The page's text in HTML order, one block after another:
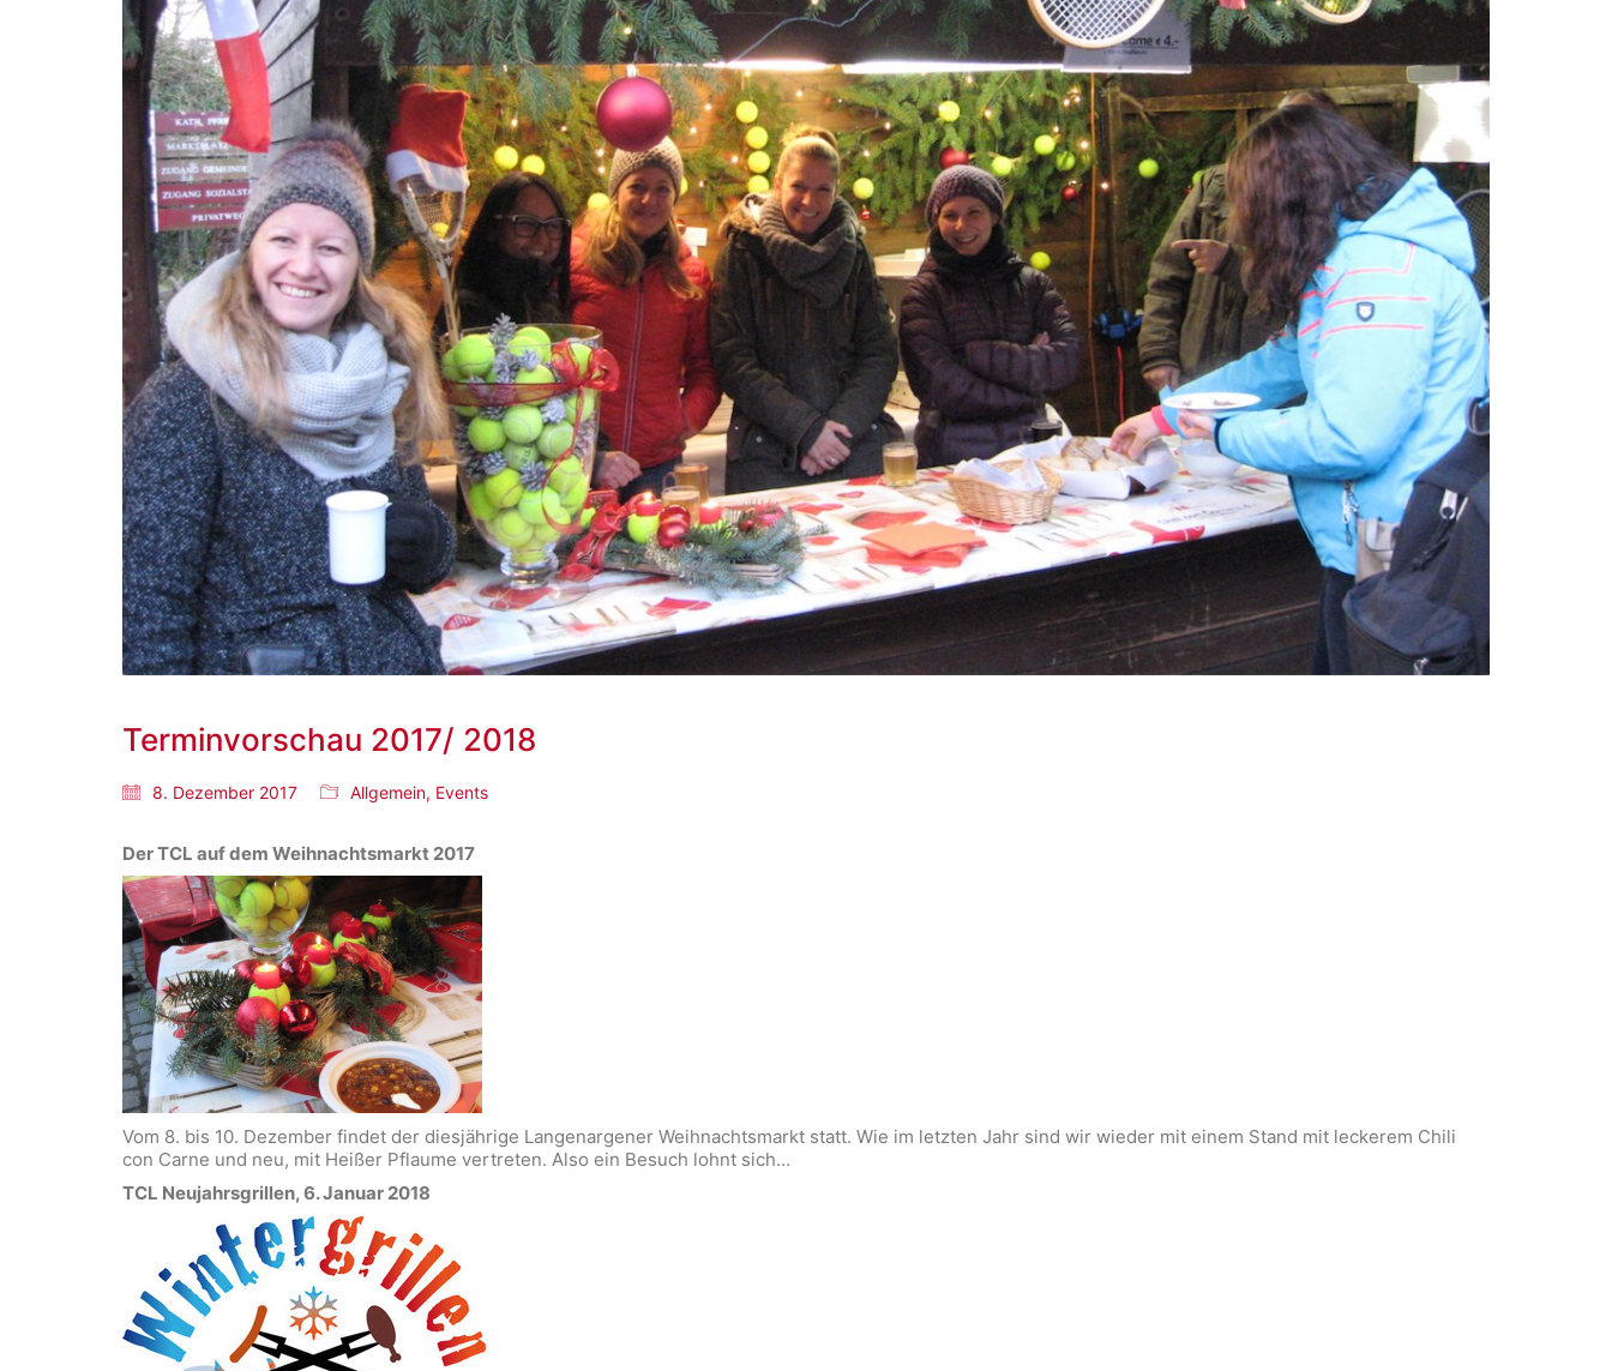
Terminvorschau 2017/ 2018
8. Dezember 2017 Allgemein, Events
Der TCL auf dem Weihnachtsmarkt 2017
Vom 8. bis 10. Dezember findet der diesjährige Langenargener Weihnachtsmarkt statt. Wie im letzten Jahr sind wir wieder mit einem Stand mit leckerem Chili
con Carne und neu, mit Heißer Pflaume vertreten. Also ein Besuch lohnt sich…
TCL Neujahrsgrillen, 6. Januar 2018